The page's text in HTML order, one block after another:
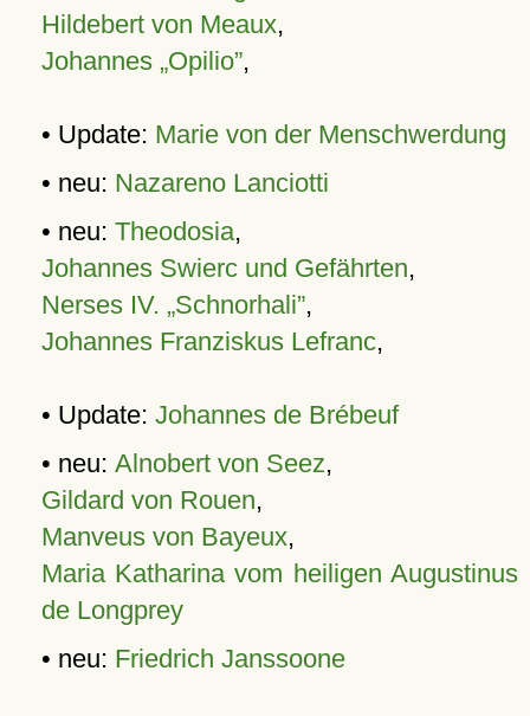
Hildebert von Meaux,
Johannes „Opilio”,
• Update: Marie von der Menschwerdung
• neu: Nazareno Lanciotti
• neu: Theodosia,
Johannes Swierc und Gefährten,
Nerses IV. „Schnorhali”,
Johannes Franziskus Lefranc,
• Update: Johannes de Brébeuf
• neu: Alnobert von Seez,
Gildard von Rouen,
Manveus von Bayeux,
Maria Katharina vom heiligen Augustinus
de Longprey
• neu: Friedrich Janssoone